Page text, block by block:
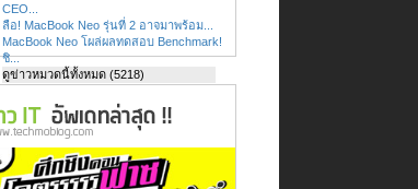
CEO...
ลือ! MacBook Neo รุ่นที่ 2 อาจมาพร้อม...
MacBook Neo โผล่ผลทดสอบ Benchmark!
ชิ...
ดูข่าวหมวดนี้ทั้งหมด (5218)